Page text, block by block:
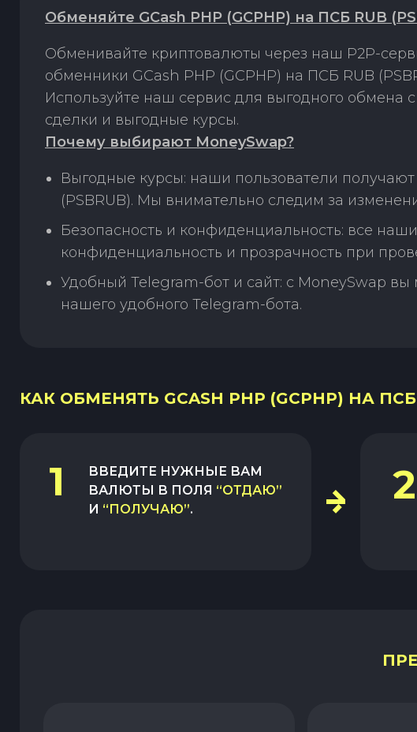
Обменяйте GCash PHP (GCPHP) на ПСБ RUB
Обменивайте криптовалюты через наш P2P-
обменники GCash PHP (GCPHP) на ПСБ RUB
Используйте наш сервис для выгодного
сделки и выгодные курсы.
Почему выбирают MoneySwap?
Выгодные курсы: наши пользователи
(PSBRUB). Мы внимательно следим за
Безопасность и конфиденциальность: все
конфиденциальность и прозрачность при
Удобный Telegram-бот и сайт: с MoneySwap
нашего удобного Telegram-бота.
КАК ОБМЕНЯТЬ GCASH PHP (GCPHP) НА ПСБ
1
ВВЕДИТЕ НУЖНЫЕ ВАМ
ВАЛЮТЫ В ПОЛЯ “ОТДАЮ”
И “ПОЛУЧАЮ”.
2